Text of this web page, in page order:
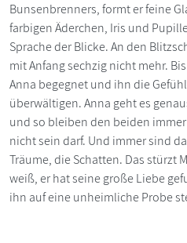
Bunsenbrenners, formt er feine
farbigen Äderchen, Iris und
Sprache der Blicke. An den
mit Anfang sechzig nicht mehr.
Anna begegnet und ihn die
überwältigen. Anna geht es
und so bleiben den beiden
nicht sein darf. Und immer sind
Träume, die Schatten. Das stürzt
weiß, er hat seine große Liebe
ihn auf eine unheimliche Probe